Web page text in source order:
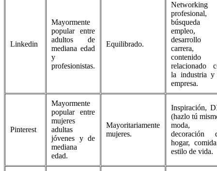
Linkedin
Mayormente
popular entre
adultos de
mediana edad
y
profesionistas.
Equilibrado.
Networking
profesional,
búsqueda
empleo,
desarrollo
carrera,
contenido
relacionado
la industria
empresa.
Pinterest
Mayormente
popular entre
mujeres
adultas
jóvenes y de
mediana
edad.
Mayoritariamente
mujeres.
Inspiración,
(hazlo tú
moda,
decoración
hogar,
estilo de vida.